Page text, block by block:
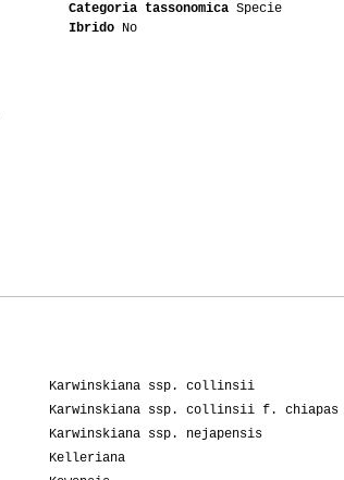
Categoria tassonomica Specie
Ibrido No
Karwinskiana ssp. collinsii
Karwinskiana ssp. collinsii f. chiapas
Karwinskiana ssp. nejapensis
Kelleriana